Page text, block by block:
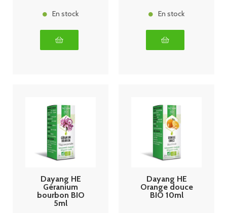
En stock En stock
Dayang HE
Géranium
bourbon BIO
5ml
Dayang HE
Orange douce
BIO 10ml